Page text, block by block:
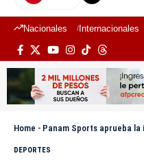
Nacionales Internacionales
Home - Panam Sports aprueba la inclusión
DEPORTES